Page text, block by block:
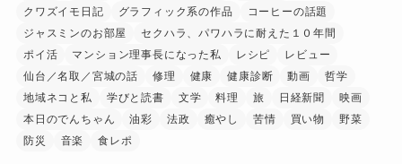
クワズイモ日記
グラフィック系の作品
コーヒーの話題
ジャスミンのお部屋
セクハラ、パワハラに耐えた１０年間
ポイ活
マンション理事長になった私 レシピ
レビュー
仙台／名取／宮城の話
修理 健康 健康診断 動画
哲学
地域ネコと私
学びと読書 文学 料理 旅 日経新聞
映画
本日のでんちゃん
油彩 法政 癒やし 苦情 買い物
野菜
防災
音楽 食レポ